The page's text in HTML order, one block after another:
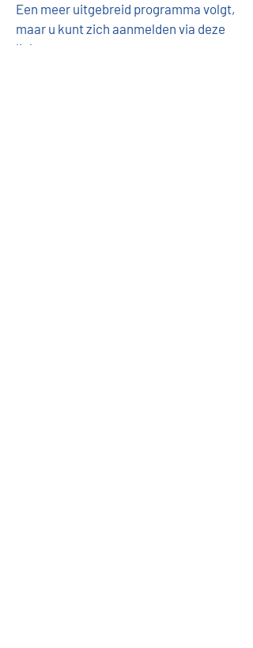
Een meer uitgebreid programma volgt,
maar u kunt zich aanmelden via deze
link: